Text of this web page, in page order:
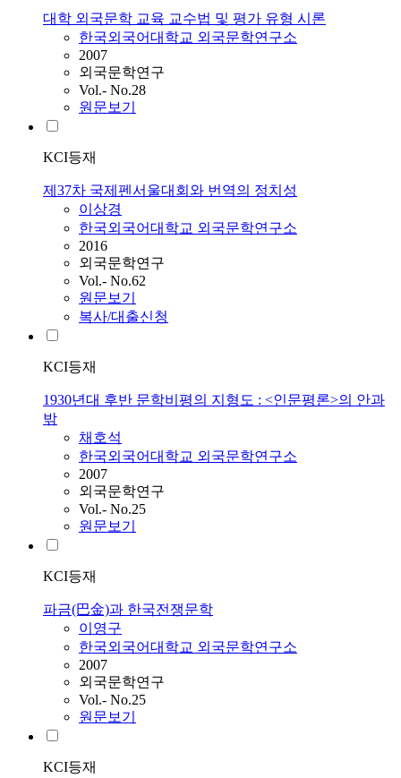
대학 외국문학 교육 교수법 및 평가 유형 시론
한국외국어대학교 외국문학연구소
2007
외국문학연구
Vol.- No.28
원문보기
KCI등재
제37차 국제펜서울대회와 번역의 정치성
이상경
한국외국어대학교 외국문학연구소
2016
외국문학연구
Vol.- No.62
원문보기
복사/대출신청
KCI등재
1930년대 후반 문학비평의 지형도 : <인문평론>의 안과
밖
채호석
한국외국어대학교 외국문학연구소
2007
외국문학연구
Vol.- No.25
원문보기
KCI등재
파금(巴金)과 한국전쟁문학
이영구
한국외국어대학교 외국문학연구소
2007
외국문학연구
Vol.- No.25
원문보기
KCI등재